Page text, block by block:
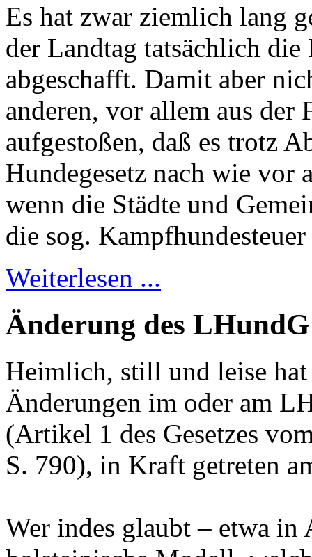
Es hat zwar ziemlich lang
der Landtag tatsächlich die
abgeschafft. Damit aber
anderen, vor allem aus der
aufgestoßen, daß es trotz
Hundegesetz nach wie vor
wenn die Städte und
die sog.
Weiterlesen ...
Änderung des
Heimlich, still und leise
Änderungen im oder am
(Artikel 1 des Gesetzes
S. 790), in Kraft getreten
Wer indes glaubt – etwa in